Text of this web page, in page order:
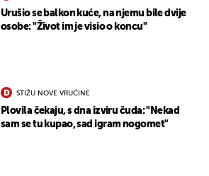
Urušio se balkon kuće, na njemu bile dvije
osobe: "Život im je visio o koncu"
STIŽU NOVE VRUĆINE
Plovila čekaju, s dna izviru čuda: "Nekad
sam se tu kupao, sad igram nogomet"